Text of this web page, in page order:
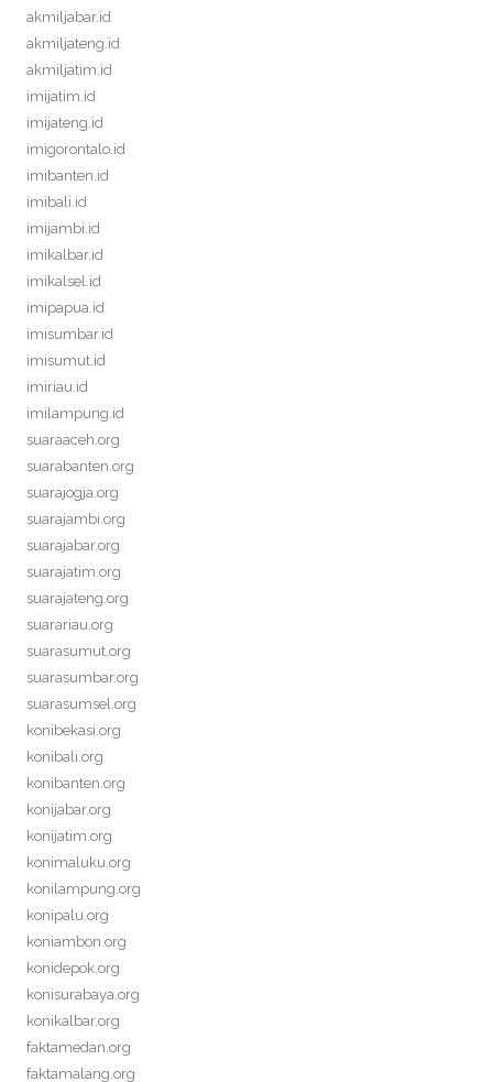
akmiljabar.id
akmiljateng.id
akmiljatim.id
imijatim.id
imijateng.id
imigorontalo.id
imibanten.id
imibali.id
imijambi.id
imikalbar.id
imikalsel.id
imipapua.id
imisumbar.id
imisumut.id
imiriau.id
imilampung.id
suaraaceh.org
suarabanten.org
suarajogja.org
suarajambi.org
suarajabar.org
suarajatim.org
suarajateng.org
suarariau.org
suarasumut.org
suarasumbar.org
suarasumsel.org
konibekasi.org
konibali.org
konibanten.org
konijabar.org
konijatim.org
konimaluku.org
konilampung.org
konipalu.org
koniambon.org
konidepok.org
konisurabaya.org
konikalbar.org
faktamedan.org
faktamalang.org